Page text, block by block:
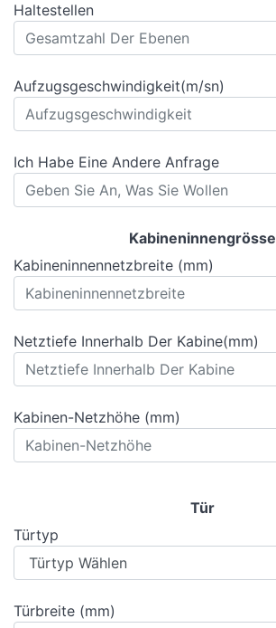
Haltestellen
Aufzugsgeschwindigkeit(m/sn)
Ich Habe Eine Andere Anfrage
Kabineninnengrösse
Kabineninnennetzbreite (mm)
Netztiefe Innerhalb Der Kabine(mm)
Kabinen-Netzhöhe (mm)
Tür
Türtyp
Türbreite (mm)